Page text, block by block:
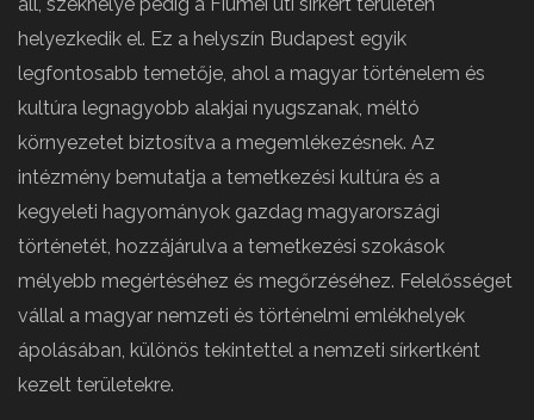
áll, székhelye pedig a Fiumei úti sírkert területén
helyezkedik el. Ez a helyszín Budapest egyik
legfontosabb temetője, ahol a magyar történelem és
kultúra legnagyobb alakjai nyugszanak, méltó
környezetet biztosítva a megemlékezésnek. Az
intézmény bemutatja a temetkezési kultúra és a
kegyeleti hagyományok gazdag magyarországi
történetét, hozzájárulva a temetkezési szokások
mélyebb megértéséhez és megőrzéséhez. Felelősséget
vállal a magyar nemzeti és történelmi emlékhelyek
ápolásában, különös tekintettel a nemzeti sírkertként
kezelt területekre.